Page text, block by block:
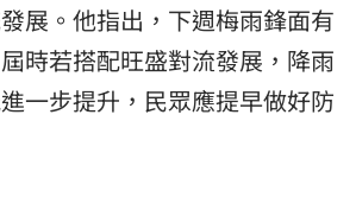
展。他指出，下週梅雨鋒面有
時若搭配旺盛對流發展，降雨
一步提升，民眾應提早做好防